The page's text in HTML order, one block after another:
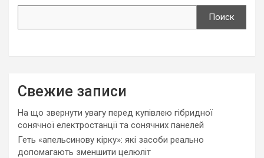
Поиск
Свежие записи
На що звернути увагу перед купівлею гібридної
сонячної електростанції та сонячних панелей
Геть «апельсинову кірку»: які засоби реально
допомагають зменшити целюліт